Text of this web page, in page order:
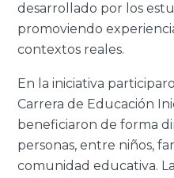
desarrollado por los
promoviendo
contextos reales.
En la iniciativa
Carrera de Educación
beneficiaron de forma
personas, entre niños,
comunidad educativa.